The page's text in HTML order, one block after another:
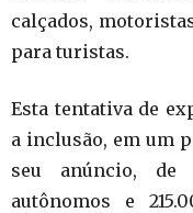
calçados,
para turistas.
Esta tentativa de
a inclusão, em um
seu anúncio, de
autônomos e